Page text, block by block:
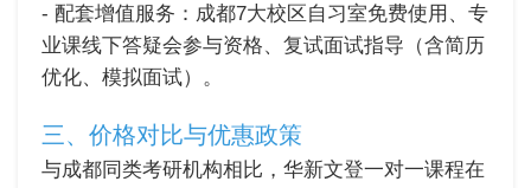
- 配套增值服务：成都7大校区自习室免费使用、专
业课线下答疑会参与资格、复试面试指导（含简历
优化、模拟面试）。
三、价格对比与优惠政策
与成都同类考研机构相比，华新文登一对一课程在